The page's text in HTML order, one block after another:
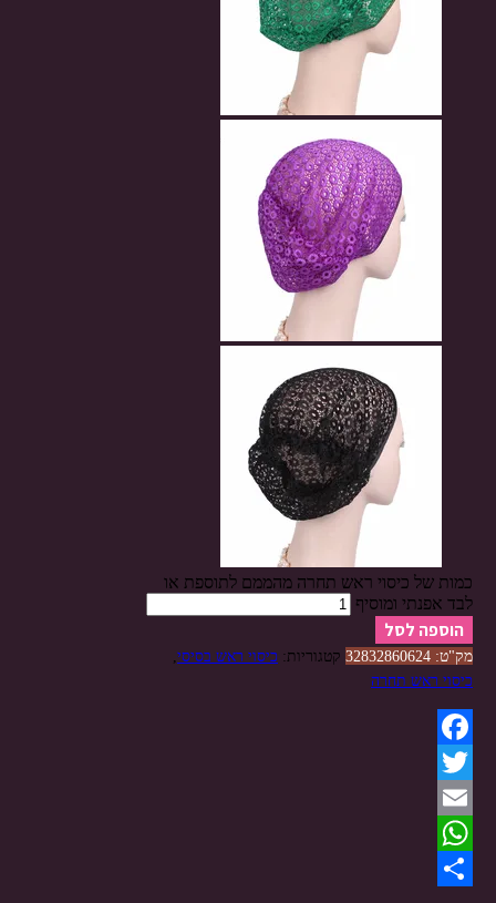
כמות של כיסוי ראש תחרה מהממם לתוספת או
לבד אפנתי ומוסיף
הוספה לסל
מק"ט: 32832860624 קטגוריות: כיסוי ראש בסיסי,
כיסוי ראש תחרה
Facebook
Twitter
Email
WhatsApp